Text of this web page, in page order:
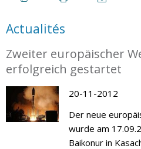
Actualités
Zweiter europäischer
erfolgreich gestartet
20-11-2012
Der neue
wurde am
Baikonur in